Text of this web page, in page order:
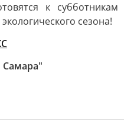
к субботникам
сезона!